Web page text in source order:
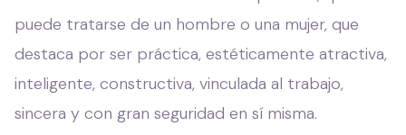
puede tratarse de un hombre o una mujer, que
destaca por ser práctica, estéticamente atractiva,
inteligente, constructiva, vinculada al trabajo,
sincera y con gran seguridad en sí misma.